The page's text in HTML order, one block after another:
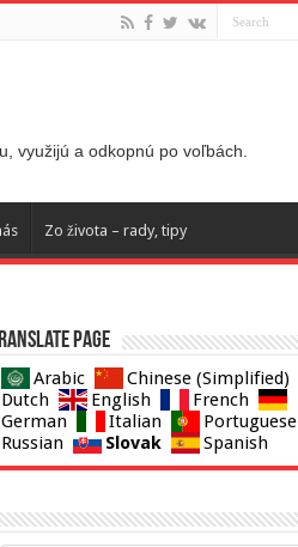
využijú a odkopnú po voľbách.
Zo života – rady, tipy
page
Arabic
Chinese (Simplified)
Dutch
English
French
German
Italian
Portuguese
Russian
Slovak Spanish